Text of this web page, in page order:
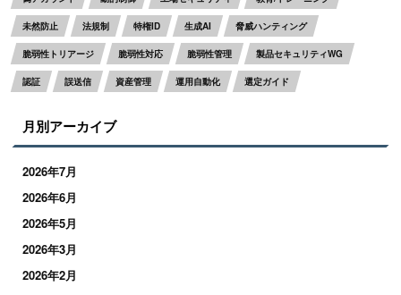
未然防止 法規制 特権ID 生成AI 脅威ハンティング
脆弱性トリアージ 脆弱性対応 脆弱性管理 製品セキュリティWG
認証 誤送信 資産管理 運用自動化 選定ガイド
月別アーカイブ
2026年7月
2026年6月
2026年5月
2026年3月
2026年2月